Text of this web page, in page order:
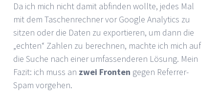
Da ich mich nicht damit abfinden wollte, jedes Mal
mit dem Taschenrechner vor Google Analytics zu
sitzen oder die Daten zu exportieren, um dann die
„echten“ Zahlen zu berechnen, machte ich mich auf
die Suche nach einer umfassenderen Lösung. Mein
Fazit: ich muss an zwei Fronten gegen Referrer-
Spam vorgehen.